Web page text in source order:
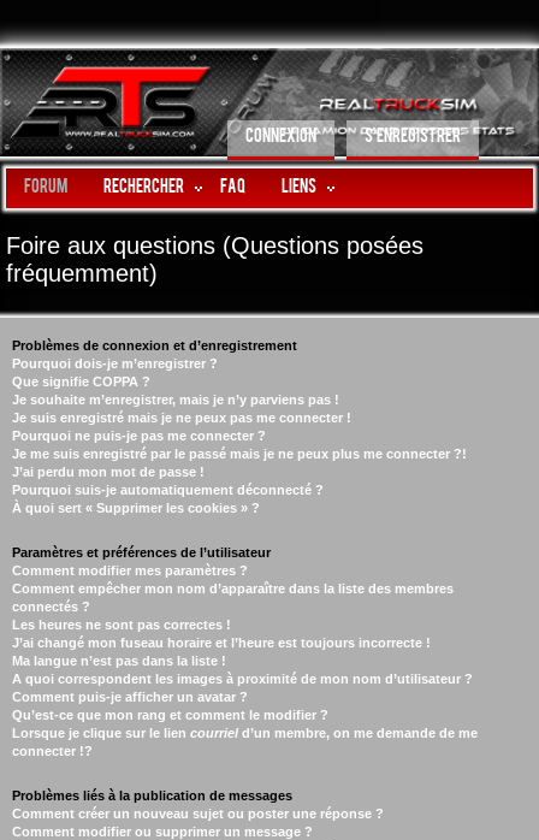
CONNEXION S’ENREGISTRER
Forum Rechercher FAQ LIENS
Foire aux questions (Questions posées
fréquemment)
Problèmes de connexion et d’enregistrement
Pourquoi dois-je m’enregistrer ?
Que signifie COPPA ?
Je souhaite m’enregistrer, mais je n’y parviens pas !
Je suis enregistré mais je ne peux pas me connecter !
Pourquoi ne puis-je pas me connecter ?
Je me suis enregistré par le passé mais je ne peux plus me connecter ?!
J’ai perdu mon mot de passe !
Pourquoi suis-je automatiquement déconnecté ?
À quoi sert « Supprimer les cookies » ?
Paramètres et préférences de l’utilisateur
Comment modifier mes paramètres ?
Comment empêcher mon nom d’apparaître dans la liste des membres
connectés ?
Les heures ne sont pas correctes !
J’ai changé mon fuseau horaire et l’heure est toujours incorrecte !
Ma langue n’est pas dans la liste !
A quoi correspondent les images à proximité de mon nom d’utilisateur ?
Comment puis-je afficher un avatar ?
Qu’est-ce que mon rang et comment le modifier ?
Lorsque je clique sur le lien courriel d’un membre, on me demande de me
connecter !?
Problèmes liés à la publication de messages
Comment créer un nouveau sujet ou poster une réponse ?
Comment modifier ou supprimer un message ?